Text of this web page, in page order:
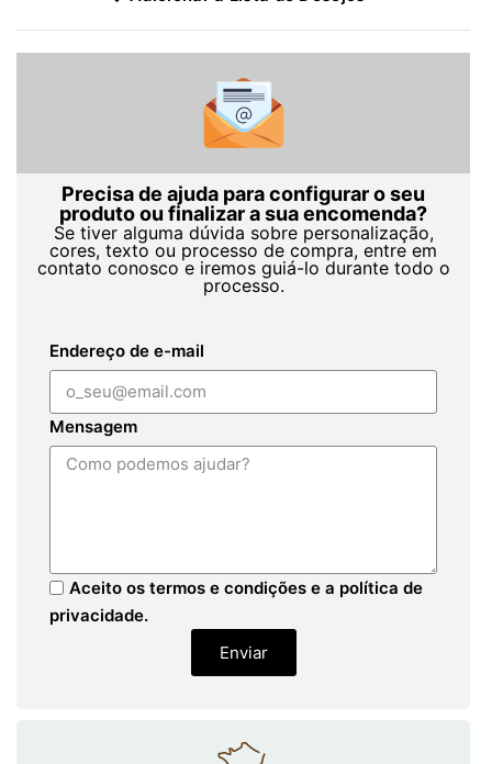
Precisa de ajuda para configurar o seu
produto ou finalizar a sua encomenda?
Se tiver alguma dúvida sobre personalização,
cores, texto ou processo de compra, entre em
contato conosco e iremos guiá-lo durante todo o
processo.
Endereço de e-mail
Mensagem
Aceito os termos e condições e a política de
privacidade.
Enviar